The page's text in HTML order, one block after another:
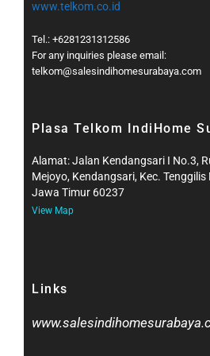
www.telkom.co.id
Tel.: +6281231312586
For any inquiries please email:
telkom@salesindihomesurabaya.com​
Plasa Telkom IndiHome
Alamat: Jalan Kendangsari I No.3,
Mejoyo, Kendangsari, Kec. Tenggilis
Jawa Timur 60237
View Map
Links